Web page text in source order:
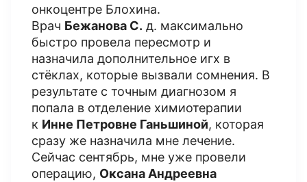
онкоцентре Блохина.
Врач Бежанова С. д. максимально
быстро провела пересмотр и
назначила дополнительное игх в
стёклах, которые вызвали сомнения. В
результате с точным диагнозом я
попала в отделение химиотерапии
к Инне Петровне Ганьшиной, которая
сразу же назначила мне лечение.
Сейчас сентябрь, мне уже провели
операцию, Оксана Андреевна